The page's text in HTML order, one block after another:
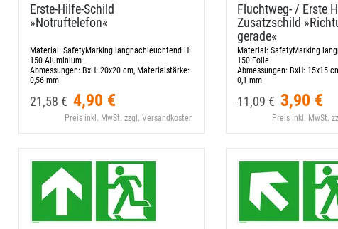
Erste-​Hilfe-​Schild
»Notruftelefon«
Material: SafetyMarking langnachleuchtend HI
150 Aluminium
Abmessungen: BxH: 20x20 cm, Materialstärke:
0,56 mm
21,58 € 4,90 €
Preis inkl. MwSt. zzgl. Versandkosten
Fluchtweg- / Erste
Zusatzschild
gerade«
Material: SafetyMarking
150 Folie
Abmessungen: BxH: 15x15
0,1 mm
11,09 € 3,90 €
Preis inkl. MwSt.